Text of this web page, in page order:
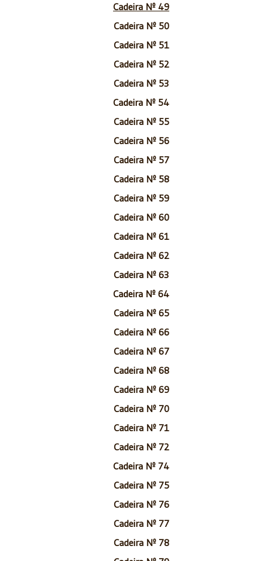
Cadeira Nº 49
Cadeira Nº 50
Cadeira Nº 51
Cadeira Nº 52
Cadeira Nº 53
Cadeira Nº 54
Cadeira Nº 55
Cadeira Nº 56
Cadeira Nº 57
Cadeira Nº 58
Cadeira Nº 59
Cadeira Nº 60
Cadeira Nº 61
Cadeira Nº 62
Cadeira Nº 63
Cadeira Nº 64
Cadeira Nº 65
Cadeira Nº 66
Cadeira Nº 67
Cadeira Nº 68
Cadeira Nº 69
Cadeira Nº 70
Cadeira Nº 71
Cadeira Nº 72
Cadeira Nº 74
Cadeira Nº 75
Cadeira Nº 76
Cadeira Nº 77
Cadeira Nº 78